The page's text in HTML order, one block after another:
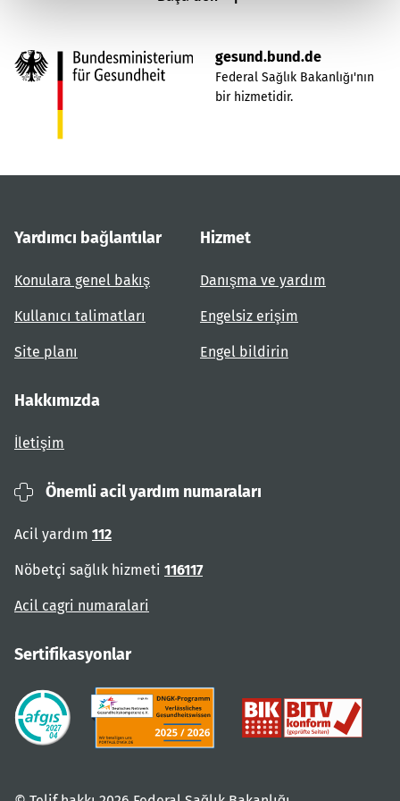
gesund.bund.de
Federal Sağlık Bakanlığı'nın
bir hizmetidir.
Yardımcı bağlantılar
Konulara genel bakış
Kullanıcı talimatları
Site planı
Hizmet
Danışma ve yardım
Engelsiz erişim
Engel bildirin
Hakkımızda
İletişim
Önemli acil yardım numaraları
Acil yardım 112
Nöbetçi sağlık hizmeti 116117
Acil cagri numaralari
Sertifikasyonlar